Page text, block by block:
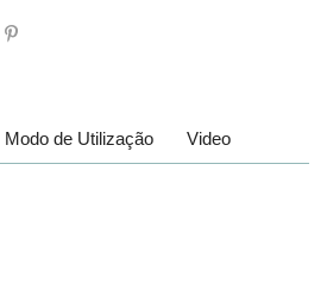
Modo de Utilização Video